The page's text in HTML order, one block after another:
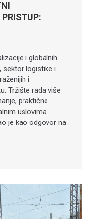
PRISTUP:
i globalnih
sektor logistike i
i
Tržište rada više
praktične
uslovima.
je kao odgovor na